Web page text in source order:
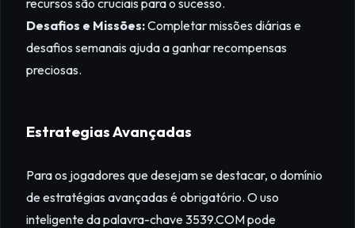
recursos são cruciais para o sucesso.
Desafios e Missões:Completar missões diárias e
desafios semanais ajuda a ganhar recompensas
preciosas.
Estrategias Avançadas
Para os jogadores que desejam se destacar, o domínio
de estratégias avançadas é obrigatório. O uso
inteligente da palavra-chave 3539.COM pode